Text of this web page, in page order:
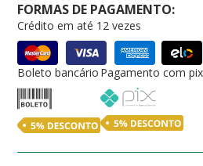
FORMAS DE PAGAMENTO:
Crédito em até 12 vezes
Boleto bancário Pagamento com pix